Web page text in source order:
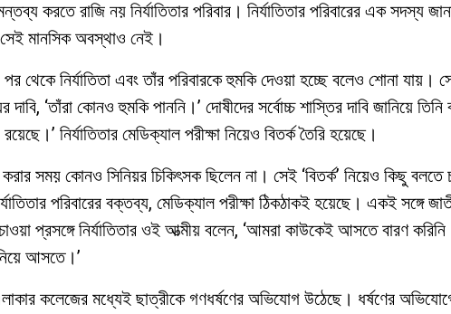
করতে রাজি নয় নির্যাতিতার পরিবার। নির্যাতিতার পরিবারের এক সদস্য
মানসিক অবস্থাও নেই।
থেকে নির্যাতিতা এবং তাঁর পরিবারকে হুমকি দেওয়া হচ্ছে বলেও শোনা যায়।
দাবি, ‘তাঁরা কোনও হুমকি পাননি।’ দোষীদের সর্বোচ্চ শাস্তির দাবি জানিয়ে
নির্যাতিতার মেডিক্যাল পরীক্ষা নিয়েও বিতর্ক তৈরি হয়েছে।
সময় কোনও সিনিয়র চিকিৎসক ছিলেন না। সেই ‘বিতর্ক’ নিয়েও কিছু বলতে
পরিবারের বক্তব্য, মেডিক্যাল পরীক্ষা ঠিকঠাকই হয়েছে। একই সঙ্গে
প্রসঙ্গে নির্যাতিতার ওই আত্মীয় বলেন, ‘আমরা কাউকেই আসতে বারণ
নিয়ে আসতে।’
কলেজের মধ্যেই ছাত্রীকে গণধর্ষণের অভিযোগ উঠেছে। ধর্ষণের